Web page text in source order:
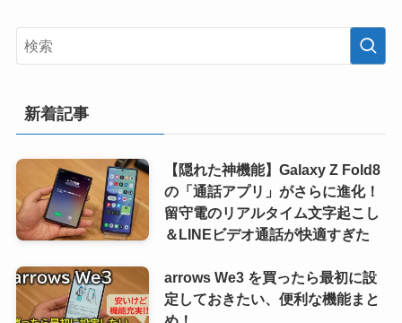
新着記事
【隠れた神機能】Galaxy Z Fold8
の「通話アプリ」がさらに進化！
留守電のリアルタイム文字起こし
＆LINEビデオ通話が快適すぎた
arrows We3 を買ったら最初に設
定しておきたい、便利な機能まと